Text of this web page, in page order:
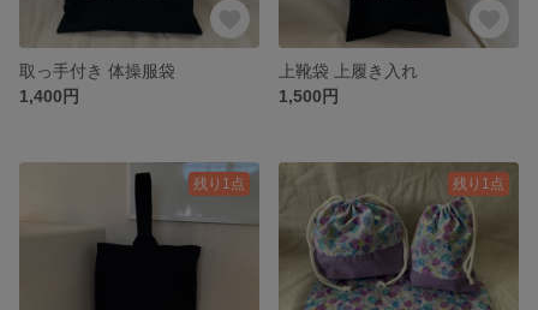
取っ手付き 体操服袋
1,400円
上靴袋 上履き入れ
1,500円
残り1点 残り1点